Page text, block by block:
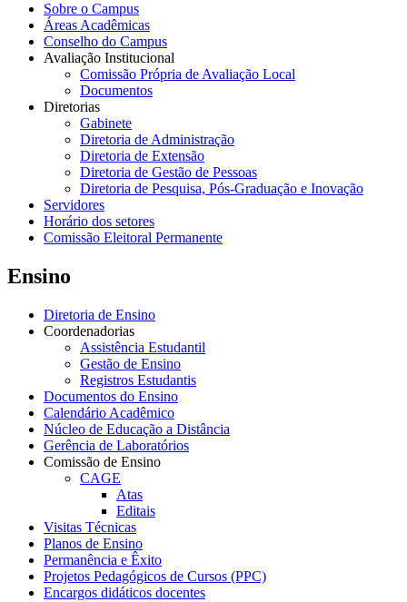
Sobre o Campus
Áreas Acadêmicas
Conselho do Campus
Avaliação Institucional
Comissão Própria de Avaliação Local
Documentos
Diretorias
Gabinete
Diretoria de Administração
Diretoria de Extensão
Diretoria de Gestão de Pessoas
Diretoria de Pesquisa, Pós-Graduação e Inovação
Servidores
Horário dos setores
Comissão Eleitoral Permanente
Ensino
Diretoria de Ensino
Coordenadorias
Assistência Estudantil
Gestão de Ensino
Registros Estudantis
Documentos do Ensino
Calendário Acadêmico
Núcleo de Educação a Distância
Gerência de Laboratórios
Comissão de Ensino
CAGE
Atas
Editais
Visitas Técnicas
Planos de Ensino
Permanência e Êxito
Projetos Pedagógicos de Cursos (PPC)
Encargos didáticos docentes